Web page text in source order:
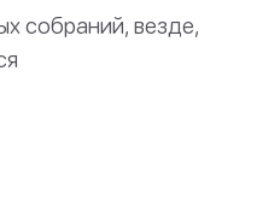
собраний, везде,